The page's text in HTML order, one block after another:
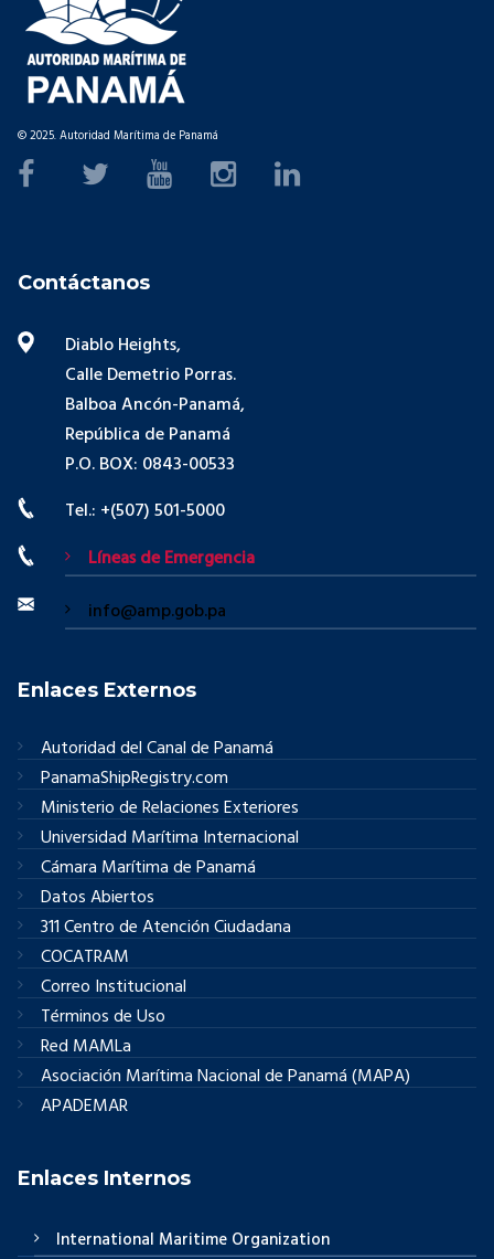
© 2025. Autoridad Marítima de Panamá
Contáctanos
Diablo Heights,
Calle Demetrio Porras.
Balboa Ancón-Panamá,
República de Panamá
P.O. BOX: 0843-00533
Tel.: +(507) 501-5000
Líneas de Emergencia
info@amp.gob.pa
Enlaces Externos
Autoridad del Canal de Panamá
PanamaShipRegistry.com
Ministerio de Relaciones Exteriores
Universidad Marítima Internacional
Cámara Marítima de Panamá
Datos Abiertos
311 Centro de Atención Ciudadana
COCATRAM
Correo Institucional
Términos de Uso
Red MAMLa
Asociación Marítima Nacional de Panamá (MAPA)
APADEMAR
Enlaces Internos
International Maritime Organization